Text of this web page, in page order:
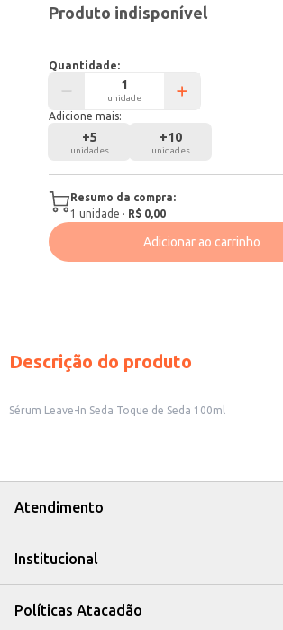
Produto indisponível
Quantidade:
unidade
Adicione mais:
+5
unidades
+10
unidades
Resumo da compra:
1 unidade · R$ 0,00
Adicionar ao carrinho
Descrição do produto
Sérum Leave-In Seda Toque de Seda 100ml
Atendimento
Institucional
Políticas Atacadão